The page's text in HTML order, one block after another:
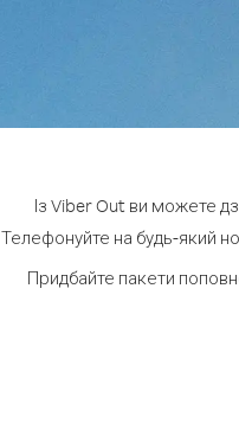
Із Viber Out ви можете
Телефонуйте на будь-який
Придбайте пакети